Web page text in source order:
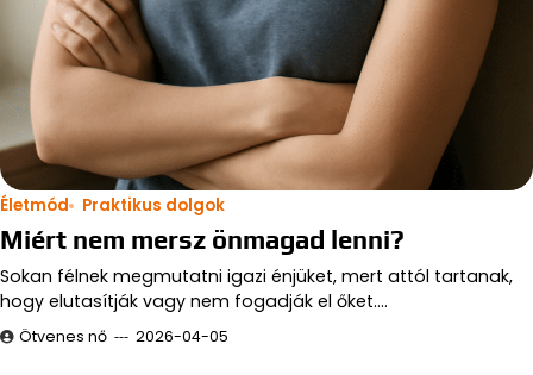
Életmód Praktikus dolgok
Miért nem mersz önmagad lenni?
Sokan félnek megmutatni igazi énjüket, mert attól tartanak,
hogy elutasítják vagy nem fogadják el őket.…
Ötvenes nő 2026-04-05